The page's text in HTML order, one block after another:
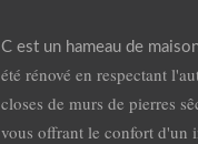
C est un hameau de
été rénové en respectant
closes de murs de pierres
vous offrant le confort d'un